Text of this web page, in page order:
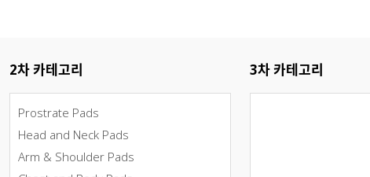
2차 카테고리
Prostrate Pads
Head and Neck Pads
Arm & Shoulder Pads
3차 카테고리